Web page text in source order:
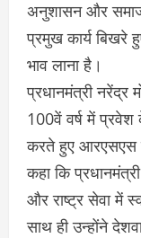
अनुशासन और
प्रमुख कार्य बिखरे
भाव लाना है।
प्रधानमंत्री नरेंद्र
100वें वर्ष में
करते हुए आरएसएस
कहा कि
और राष्ट्र सेवा में
साथ ही उन्होंने